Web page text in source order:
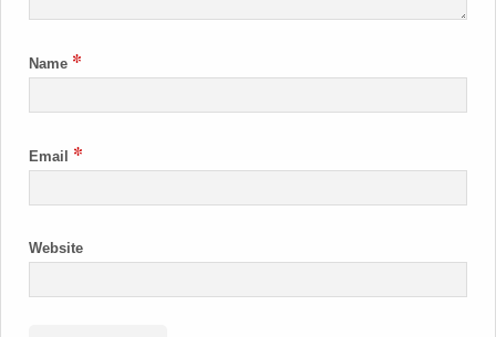
Name *
Email *
Website